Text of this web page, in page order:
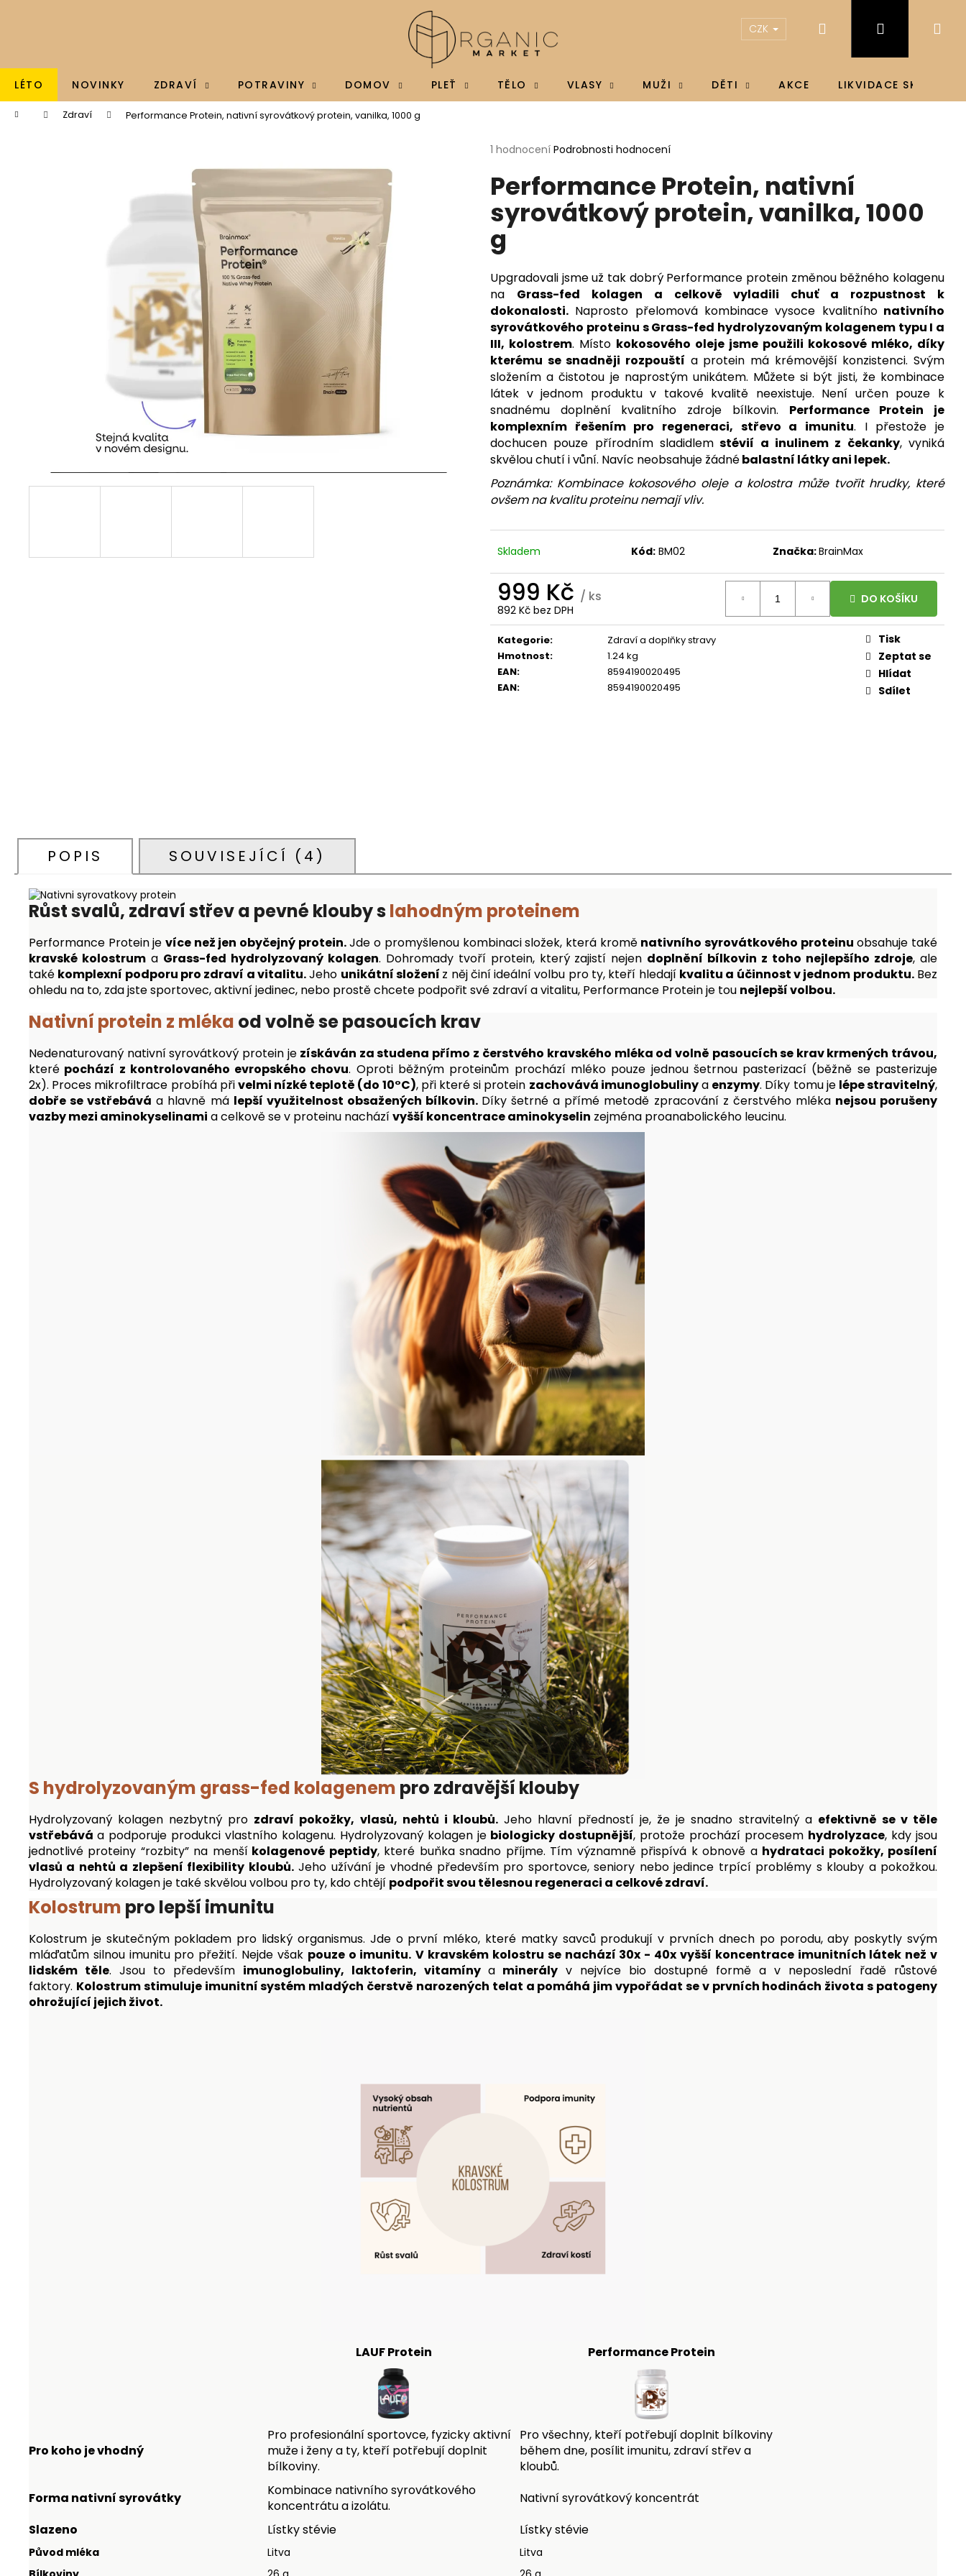
LÉTO NOVINKY ZDRAVÍ POTRAVINY DOMOV PLEŤ TĚLO VLASY MUŽI DĚTI AKCE LIKVIDACE SKLADU
CZK Přihlášení
Domů Zdraví Performance Protein, nativní syrovátkový protein, vanilka, 1000 g
Průměrné
produktu
je
z
5
hvězdiček.
1 hodnocení Podrobnosti hodnocení
Performance Protein, nativní
syrovátkový protein, vanilka, 1000
g
Upgradovali jsme už tak dobrý Performance protein změnou běžného kolagenu
na Grass-fed kolagen a celkově vyladili chuť a rozpustnost k
dokonalosti. Naprosto přelomová kombinace vysoce kvalitníhonativního
syrovátkového proteinu s Grass-fed hydrolyzovaným kolagenem typu I a
III, kolostrem. Místo kokosového oleje jsme použili kokosové mléko, díky
kterému se snadněji rozpouští a protein má krémovější konzistenci. Svým
složením a čistotou je naprostým unikátem. Můžete si být jisti, že kombinace
látek v jednom produktu v takové kvalitě neexistuje. Není určen pouze k
snadnému doplnění kvalitního zdroje bílkovin. Performance Protein je
komplexním řešením pro regeneraci, střevo a imunitu. I přestože je
dochucen pouze přírodním sladidlem stévií a inulinem z čekanky, vyniká
skvělou chutí i vůní. Navíc neobsahuje žádnébalastní látky ani lepek.
Poznámka: Kombinace kokosového oleje a kolostra může tvořit hrudky, které
ovšem na kvalitu proteinu nemají vliv.
Skladem Kód: BM02 Značka:BrainMax
999 Kč / ks
892 Kč bez DPH
Měrná
cena:
DO KOŠÍKU
Kategorie:
Zdraví a doplňky stravy
Hmotnost:
1.24 kg
EAN:
8594190020495
EAN: 8594190020495
Tisk
Zeptat se
Hlídat
Sdílet
POPIS SOUVISEJÍCÍ (4)
Růst svalů, zdraví střev a pevné klouby s lahodným proteinem
Performance Protein jevíce než jen obyčejný protein.Jde o promyšlenou kombinaci složek, která kromě nativního syrovátkového proteinu obsahuje také
kravské kolostruma Grass-fed hydrolyzovaný kolagen. Dohromady tvoří protein, který zajistí nejen doplnění bílkovin z toho nejlepšího zdroje, ale
také komplexní podporu pro zdraví a vitalitu.Jeho unikátní složení z něj činí ideální volbu pro ty, kteří hledají kvalitu a účinnost v jednom produktu.Bez
ohledu na to, zda jste sportovec, aktivní jedinec, nebo prostě chcete podpořit své zdraví a vitalitu, Performance Protein je tou nejlepší volbou.
Nativní protein z mléka od volně se pasoucích krav
Nedenaturovaný nativní syrovátkový protein je získáván za studena přímo z čerstvého kravského mléka od volně pasoucích se krav krmených trávou,
které pochází z kontrolovaného evropského chovu. Oproti běžným proteinům prochází mléko pouze jednou šetrnou pasterizací (běžně se pasterizuje
2x). Proces mikrofiltrace probíhá přivelmi nízké teplotě (do 10°C), při které si protein zachovává imunoglobulinya enzymy. Díky tomu je lépe stravitelný,
dobře se vstřebává a hlavně má lepší využitelnost obsažených bílkovin. Díky šetrné a přímé metodě zpracování z čerstvého mléka nejsou porušeny
vazby mezi aminokyselinami a celkově se v proteinu nacházívyšší koncentrace aminokyselin zejména proanabolického leucinu.
S hydrolyzovaným grass-fed kolagenem pro zdravější klouby
Hydrolyzovaný kolagen nezbytný pro zdraví pokožky, vlasů, nehtů i kloubů.Jeho hlavní předností je, že je snadno stravitelný a efektivně se v těle
vstřebává a podporuje produkci vlastního kolagenu. Hydrolyzovaný kolagen je biologicky dostupnější, protože prochází procesem hydrolyzace, kdy jsou
jednotlivé proteiny “rozbity” na menšíkolagenové peptidy, které buňka snadno příjme. Tím významně přispívá k obnově a hydrataci pokožky, posílení
vlasů a nehtů a zlepšení flexibility kloubů.Jeho užívání je vhodné především pro sportovce, seniory nebo jedince trpící problémy s klouby a pokožkou.
Hydrolyzovaný kolagen je také skvělou volbou pro ty, kdo chtějí podpořit svou tělesnou regeneraci a celkové zdraví.
Kolostrum pro lepší imunitu
Kolostrum je skutečným pokladem pro lidský organismus. Jde o první mléko, které matky savců produkují v prvních dnech po porodu, aby poskytly svým
mláďatům silnou imunitu pro přežití. Nejde však pouze o imunitu. V kravském kolostru se nachází 30x - 40x vyšší koncentrace imunitních látek než v
lidském těle. Jsou to především imunoglobuliny, laktoferin, vitamíny a minerály v nejvíce bio dostupné formě a v neposlední řadě růstové
faktory. Kolostrum stimuluje imunitní systém mladých čerstvě narozených telat a pomáhá jim vypořádat se v prvních hodinách života s patogeny
ohrožující jejich život.
LAUF Protein Performance Protein
Pro koho je vhodný
Pro profesionální sportovce, fyzicky aktivní
muže i ženy a ty, kteří potřebují doplnit
bílkoviny.
Pro všechny, kteří potřebují doplnit bílkoviny
během dne, posílit imunitu, zdraví střev a
kloubů.
Forma nativní syrovátky
Kombinace nativního syrovátkového
koncentrátu a izolátu.
Nativní syrovátkový koncentrát
Slazeno
Lístky stévie Lístky stévie
Původ mléka Litva
Litva
í
obchodu
obchodu
Co potřebujete najít?
Doporučujeme
BRAINMAX - OMEGA 3, OLEJ Z TRESČÍCH
JATER, CITRÓN, 240 ML
449 Kč
BRAINMAX MAGTEIN®, HOŘČÍK L-
TREONÁT, 90 ROSTLINNÝCH KAPSLÍ
999 Kč
BRAINMAX VITAMIN D3 & K2®, D3 4000
IU / K2 150 MCG, 100 ROSTLINNÝCH
KAPSLÍVYSOKÁ DÁVKA D3 A
PATENTOVANÁ FORMA K2 JAKO MK-7
K2VITAL®DELTA, 100 DÁVEK
699 Kč